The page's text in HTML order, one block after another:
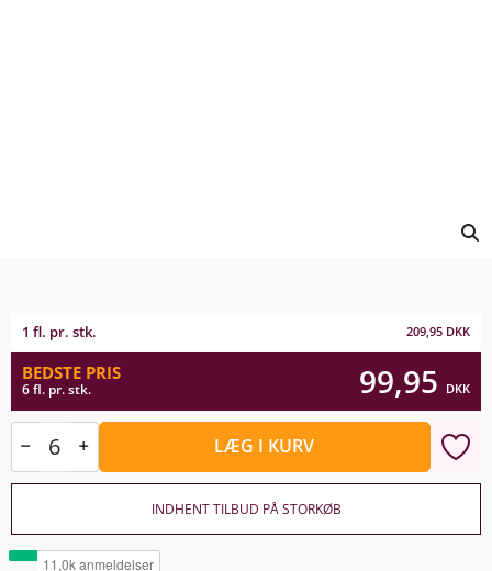
1 fl. pr. stk. 209,95 DKK
BEDSTE PRIS
6 fl. pr. stk. 99,95 DKK
LÆG I KURV
INDHENT TILBUD PÅ STORKØB